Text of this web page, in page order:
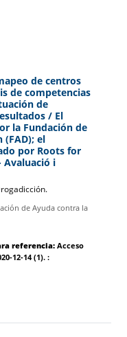
de centros
de competencias
de
/ El
la Fundación de
(FAD); el
por Roots for
Avaluació i
de Ayuda contra la
referencia:Acceso
12-14(1).: